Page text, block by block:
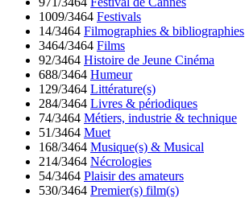
1009/3464 Festivals
14/3464 Filmographies & bibliographies
3464/3464 Films
92/3464 Histoire de Jeune Cinéma
688/3464 Humeur
129/3464 Littérature(s)
284/3464 Livres & périodiques
74/3464 Métiers, industrie & technique
51/3464 Muet
168/3464 Musique(s) & Musical
214/3464 Nécrologies
54/3464 Plaisir des amateurs
530/3464 Premier(s) film(s)